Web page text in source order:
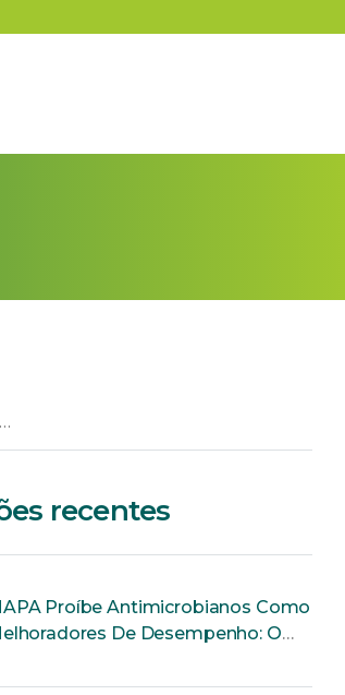
recentes
Proíbe Antimicrobianos Como
De Desempenho: O